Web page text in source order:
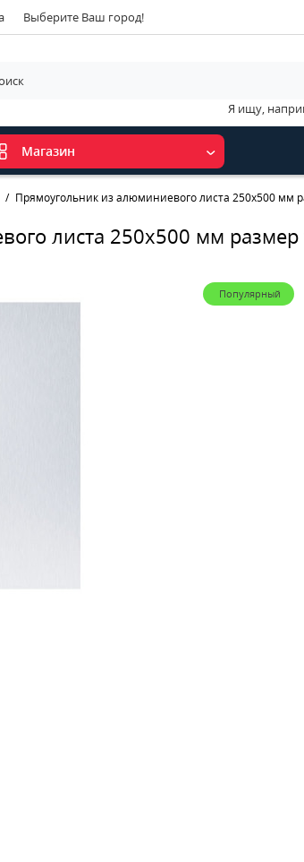
Выберите Ваш город!
Я ищу,
Магазин
Прямоугольник из алюминиевого листа 250х500 мм
листа 250х500 мм
Популярный